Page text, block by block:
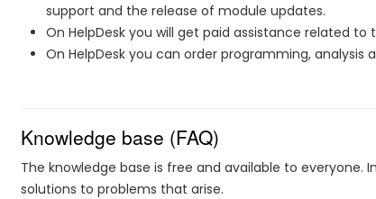
support and the release of module updates.
On HelpDesk you will get paid assistance related
On HelpDesk you can order programming,
Knowledge base (FAQ)
The knowledge base is free and available to
solutions to problems that arise.